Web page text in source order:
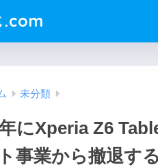
.com
未分類
にXperia Z6
事業から撤退す